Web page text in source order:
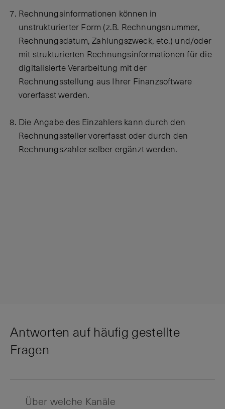
Rechnungsinformationen können in
unstrukturierter Form (z.B. Rechnungsnummer,
Rechnungsdatum, Zahlungszweck, etc.) und/oder
mit strukturierten Rechnungsinformationen für die
digitalisierte Verarbeitung mit der
Rechnungsstellung aus Ihrer Finanzsoftware
vorerfasst werden.
Die Angabe des Einzahlers kann durch den
Rechnungssteller vorerfasst oder durch den
Rechnungszahler selber ergänzt werden.
Antworten auf häufig gestellte
Fragen
Über welche Kanäle